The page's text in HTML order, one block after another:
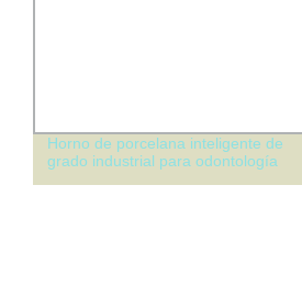
Cámara de Humedad y Temperatura
Constante Incubadora Bioquímica